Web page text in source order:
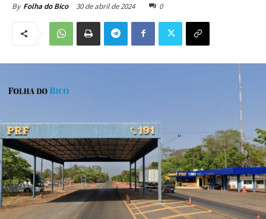
By Folha do Bico 30 de abril de 2024 0